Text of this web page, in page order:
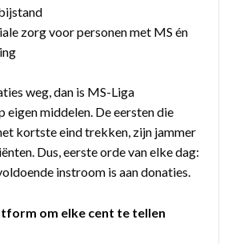
zorg voor personen met MS én
weg, dan is MS-Liga
eigen middelen. De eersten die
kortste eind trekken, zijn jammer
Dus, eerste orde van elke dag:
instroom is aan donaties.
om elke cent te tellen